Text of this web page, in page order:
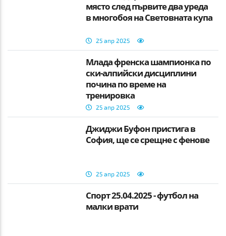
място след първите два уреда
в многобоя на Световната купа
25 апр 2025
Млада френска шампионка по
ски-алпийски дисциплини
почина по време на
тренировка
25 апр 2025
Джиджи Буфон пристига в
София, ще се срещне с фенове
25 апр 2025
Спорт 25.04.2025 - футбол на
малки врати